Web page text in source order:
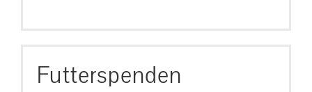
Futterspenden